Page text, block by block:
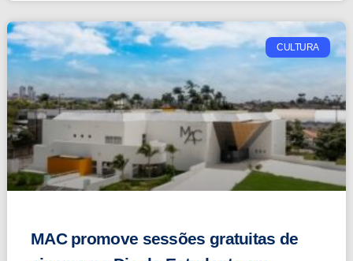
CULTURA
MAC promove sessões gratuitas de